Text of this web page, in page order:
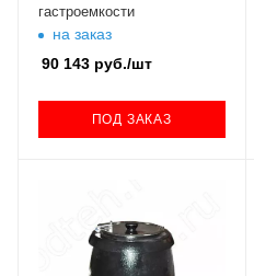
гастроемкости
на заказ
90 143 руб./шт
ПОД ЗАКАЗ